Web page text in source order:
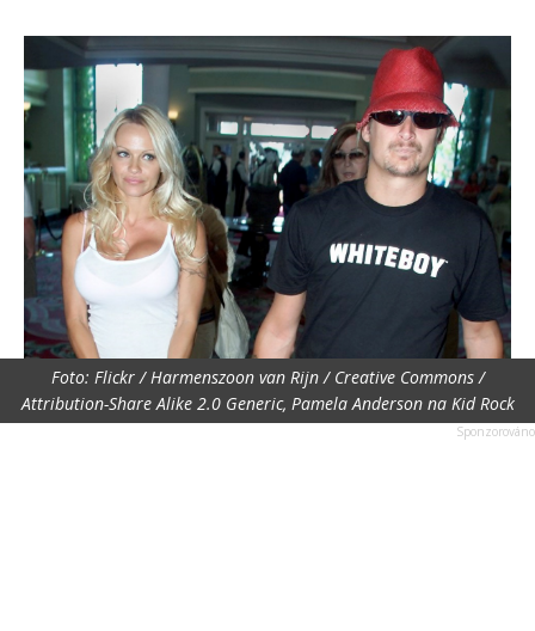
Foto: Flickr / Harmenszoon van Rijn / Creative Commons /
Attribution-Share Alike 2.0 Generic, Pamela Anderson na Kid Rock